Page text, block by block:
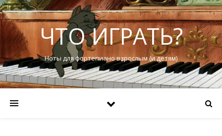
ЧТО ИГРАТЬ?
Ноты для фортепиано взрослым (и детям)